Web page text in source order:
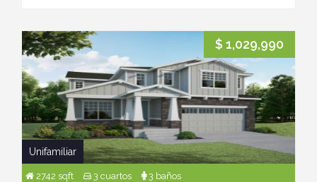
$ 1,029,990
Unifamiliar
2742 sqft 3 cuartos 3 baños